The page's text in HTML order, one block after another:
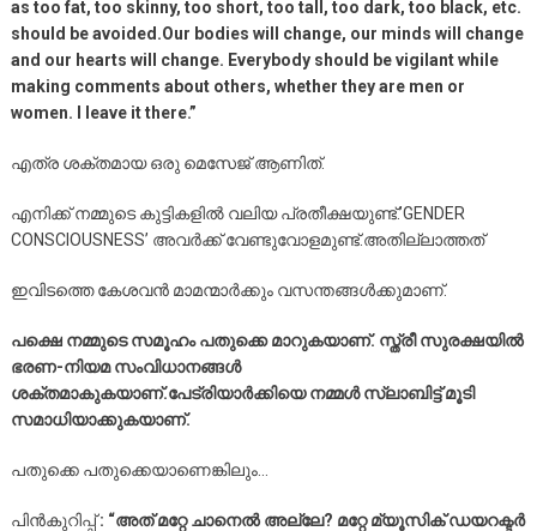
as too fat, too skinny, too short, too tall, too dark, too black, etc.
should be avoided.Our bodies will change, our minds will change
and our hearts will change. Everybody should be vigilant while
making comments about others, whether they are men or
women. I leave it there.”
എത്ര ശക്തമായ ഒരു മെസേജ് ആണിത്.
എനിക്ക് നമ്മുടെ കുട്ടികളിൽ വലിയ പ്രതീക്ഷയുണ്ട്.’GENDER
CONSCIOUSNESS’ അവർക്ക് വേണ്ടുവോളമുണ്ട്.അതില്ലാത്തത്
ഇവിടത്തെ കേശവൻ മാമന്മാർക്കും വസന്തങ്ങൾക്കുമാണ്.
പക്ഷെ നമ്മുടെ സമൂഹം പതുക്കെ മാറുകയാണ്. സ്ത്രീ സുരക്ഷയിൽ
ഭരണ-നിയമ സംവിധാനങ്ങൾ
ശക്തമാകുകയാണ്.പേട്രിയാർക്കിയെ നമ്മൾ സ്ലാബിട്ട് മൂടി
സമാധിയാക്കുകയാണ്.
പതുക്കെ പതുക്കെയാണെങ്കിലും…
പിൻകുറിപ്പ്: “അത് മറ്റേ ചാനെൽ അല്ലേ? മറ്റേ മ്യൂസിക് ഡയറക്ടർ